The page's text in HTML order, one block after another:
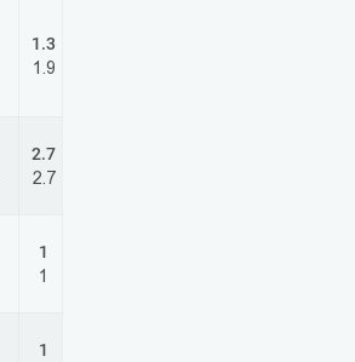
1.3
1.9
2.7
2.7
1
1
1